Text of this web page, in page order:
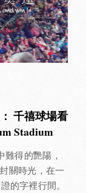
千禧球場看
Stadium
難得的艷陽，
關時光，在一
的字裡行間。